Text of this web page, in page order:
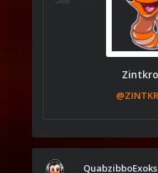
QuabzibboExoks